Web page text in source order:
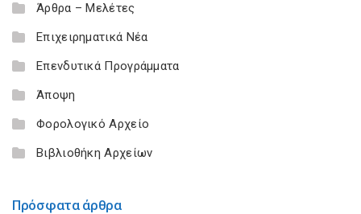
Άρθρα – Μελέτες
Επιχειρηματικά Νέα
Επενδυτικά Προγράμματα
Άποψη
Φορολογικό Αρχείο
Βιβλιοθήκη Αρχείων
Πρόσφατα άρθρα